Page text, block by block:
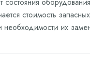
стоимость
необходимости их